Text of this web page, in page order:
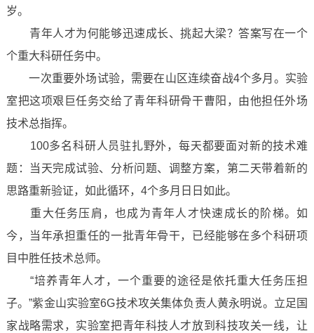
岁。
青年人才为何能够迅速成长、挑起大梁？答案写在一个
个重大科研任务中。
一次重要外场试验，需要在山区连续奋战4个多月。实验
室把这项艰巨任务交给了青年科研骨干曹阳，由他担任外场
技术总指挥。
100多名科研人员驻扎野外，每天都要面对新的技术难
题：当天完成试验、分析问题、调整方案，第二天带着新的
思路重新验证，如此循环，4个多月日日如此。
重大任务压肩，也成为青年人才快速成长的阶梯。如
今，当年承担重任的一批青年骨干，已经能够在多个科研项
目中胜任技术总师。
“培养青年人才，一个重要的途径是依托重大任务压担
子。”紫金山实验室6G技术攻关集体负责人黄永明说。立足国
家战略需求，实验室把青年科技人才放到科技攻关一线，让